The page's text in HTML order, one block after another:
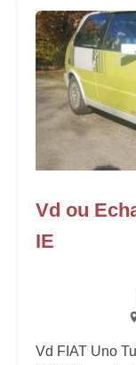
Vd ou
IE
Vd FIAT Uno